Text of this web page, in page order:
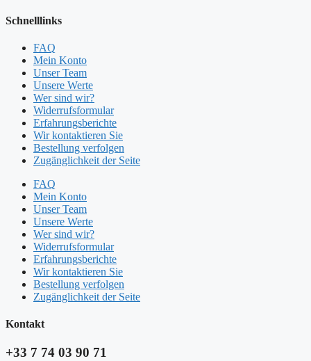
Schnelllinks
FAQ
Mein Konto
Unser Team
Unsere Werte
Wer sind wir?
Widerrufsformular
Erfahrungsberichte
Wir kontaktieren Sie
Bestellung verfolgen
Zugänglichkeit der Seite
FAQ
Mein Konto
Unser Team
Unsere Werte
Wer sind wir?
Widerrufsformular
Erfahrungsberichte
Wir kontaktieren Sie
Bestellung verfolgen
Zugänglichkeit der Seite
Kontakt​
+33 7 74 03 90 71